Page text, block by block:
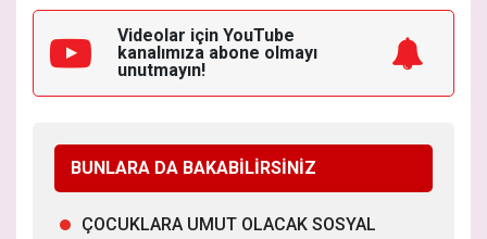
Videolar için YouTube
kanalımıza abone olmayı
unutmayın!
BUNLARA DA BAKABİLİRSİNİZ
ÇOCUKLARA UMUT OLACAK SOSYAL